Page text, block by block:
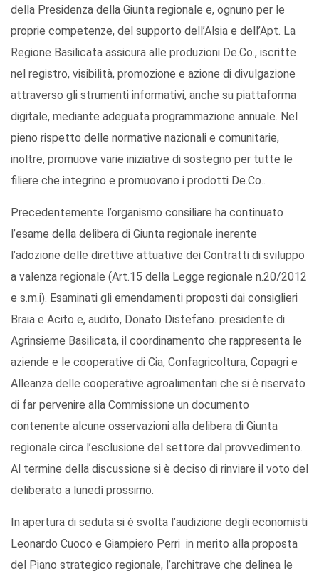
della Presidenza della Giunta regionale e, ognuno per le
proprie competenze, del supporto dell’Alsia e dell’Apt. La
Regione Basilicata assicura alle produzioni De.Co., iscritte
nel registro, visibilità, promozione e azione di divulgazione
attraverso gli strumenti informativi, anche su piattaforma
digitale, mediante adeguata programmazione annuale. Nel
pieno rispetto delle normative nazionali e comunitarie,
inoltre, promuove varie iniziative di sostegno per tutte le
filiere che integrino e promuovano i prodotti De.Co..
Precedentemente l’organismo consiliare ha continuato
l’esame della delibera di Giunta regionale inerente
l’adozione delle direttive attuative dei Contratti di sviluppo
a valenza regionale (Art.15 della Legge regionale n.20/2012
e s.m.i). Esaminati gli emendamenti proposti dai consiglieri
Braia e Acito e, audito, Donato Distefano. presidente di
Agrinsieme Basilicata, il coordinamento che rappresenta le
aziende e le cooperative di Cia, Confagricoltura, Copagri e
Alleanza delle cooperative agroalimentari che si è riservato
di far pervenire alla Commissione un documento
contenente alcune osservazioni alla delibera di Giunta
regionale circa l’esclusione del settore dal provvedimento.
Al termine della discussione si è deciso di rinviare il voto del
deliberato a lunedì prossimo.
In apertura di seduta si è svolta l’audizione degli economisti
Leonardo Cuoco e Giampiero Perri in merito alla proposta
del Piano strategico regionale, l’architrave che delinea le